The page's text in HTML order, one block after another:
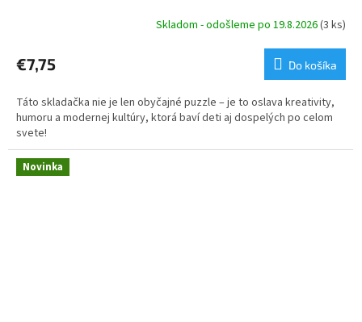
Skladom - odošleme po 19.8.2026(3 ks)
€7,75 Do košíka
Táto skladačka nie je len obyčajné puzzle – je to oslava kreativity,
humoru a modernej kultúry, ktorá baví deti aj dospelých po celom
svete!
Novinka